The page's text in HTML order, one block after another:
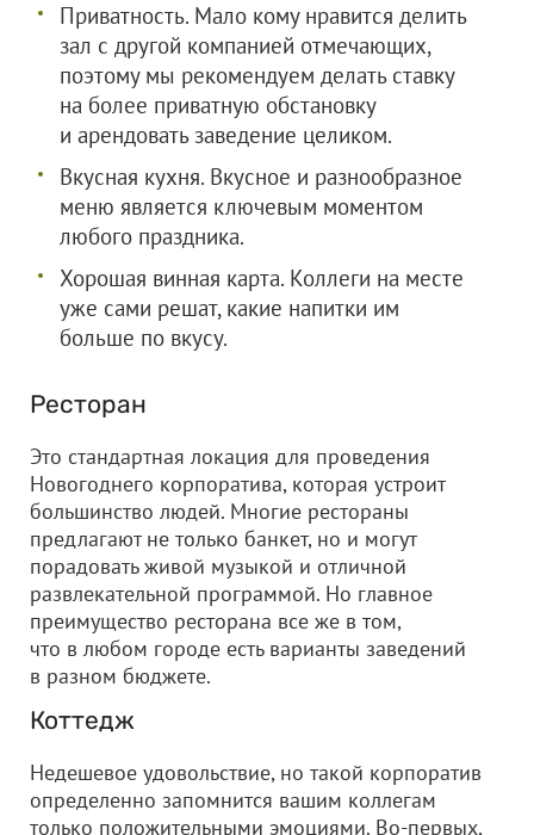
Приватность. Мало кому нравится делить
зал с другой компанией отмечающих,
поэтому мы рекомендуем делать ставку
на более приватную обстановку
и арендовать заведение целиком.
Вкусная кухня. Вкусное и разнообразное
меню является ключевым моментом
любого праздника.
Хорошая винная карта. Коллеги на месте
уже сами решат, какие напитки им
больше по вкусу.
Ресторан
Это стандартная локация для проведения
Новогоднего корпоратива, которая устроит
большинство людей. Многие рестораны
предлагают не только банкет, но и могут
порадовать живой музыкой и отличной
развлекательной программой. Но главное
преимущество ресторана все же в том,
что в любом городе есть варианты заведений
в разном бюджете.
Коттедж
Недешевое удовольствие, но такой корпоратив
определенно запомнится вашим коллегам
только положительными эмоциями. Во-первых,